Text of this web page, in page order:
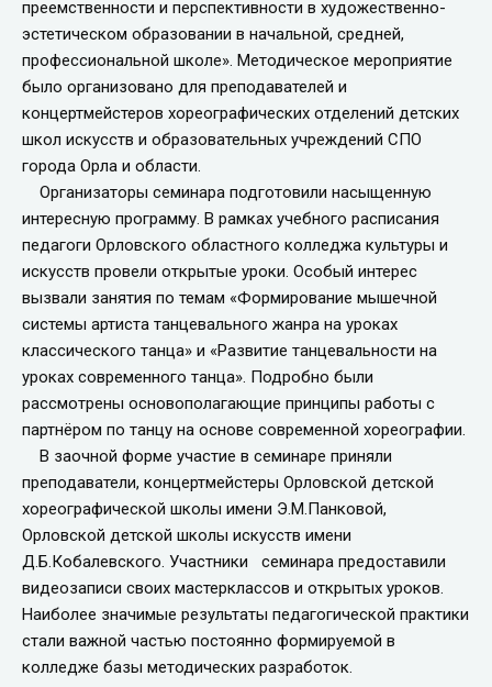
преемственности и перспективности в художественно-
эстетическом образовании в начальной, средней,
профессиональной школе». Методическое мероприятие
было организовано для преподавателей и
концертмейстеров хореографических отделений детских
школ искусств и образовательных учреждений СПО
города Орла и области.
Организаторы семинара подготовили насыщенную
интересную программу. В рамках учебного расписания
педагоги Орловского областного колледжа культуры и
искусств провели открытые уроки. Особый интерес
вызвали занятия по темам «Формирование мышечной
системы артиста танцевального жанра на уроках
классического танца» и «Развитие танцевальности на
уроках современного танца». Подробно были
рассмотрены основополагающие принципы работы с
партнёром по танцу на основе современной хореографии.
В заочной форме участие в семинаре приняли
преподаватели, концертмейстеры Орловской детской
хореографической школы имени Э.М.Панковой,
Орловской детской школы искусств имени
Д.Б.Кобалевского. Участники семинара предоставили
видеозаписи своих мастерклассов и открытых уроков.
Наиболее значимые результаты педагогической практики
стали важной частью постоянно формируемой в
колледже базы методических разработок.